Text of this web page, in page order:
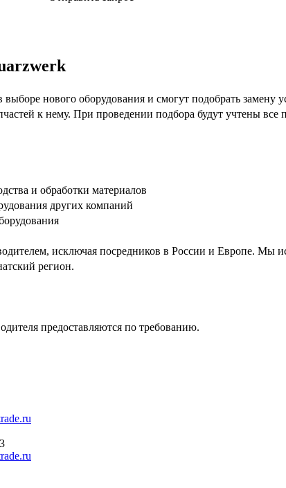
нового оборудования и смогут подобрать замену
к нему. При проведении подбора будут учтены
и обработки материалов
других компаний
исключая посредников в России и Европе. Мы
регион.
предоставляются по требованию.